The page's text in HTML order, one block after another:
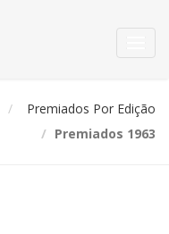
Premiados Por Edição
Premiados 1963